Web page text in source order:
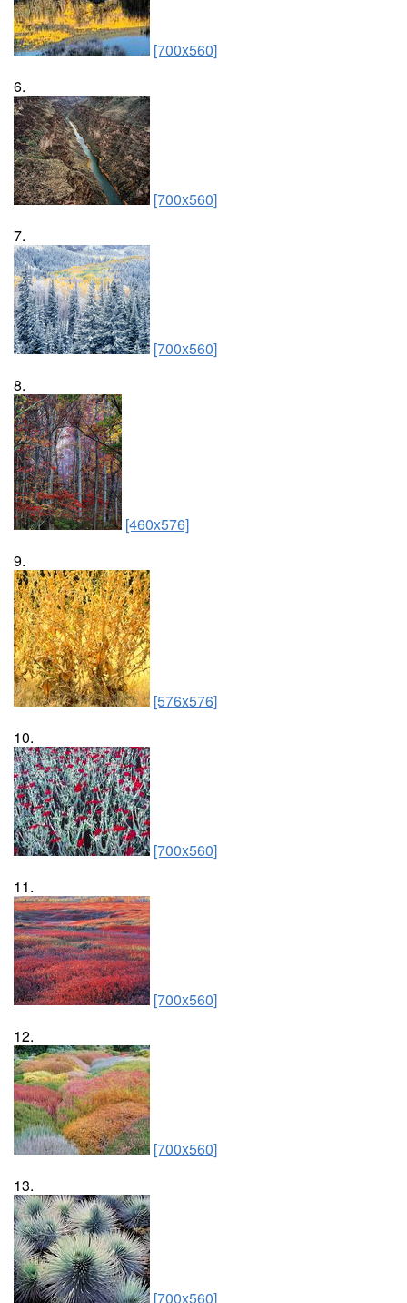
[700x560]
6.
[700x560]
7.
[700x560]
8.
[460x576]
9.
[576x576]
10.
[700x560]
11.
[700x560]
12.
[700x560]
13.
[700x560]